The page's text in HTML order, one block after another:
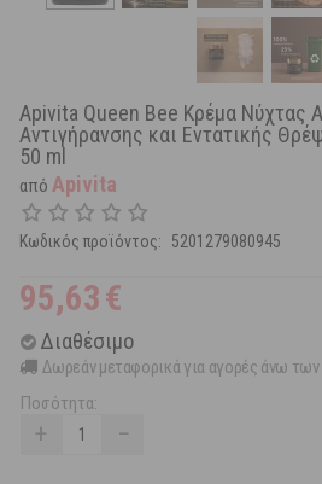
Apivita Queen Bee Κρέμα Νύχτας
Αντιγήρανσης και Εντατικής
50 ml
από Apivita
Κωδικός προϊόντος: 5201279080945
95,63€
Διαθέσιμο
Δωρεάν μεταφορικά για αγορές άνω των
Ποσότητα:
+ −